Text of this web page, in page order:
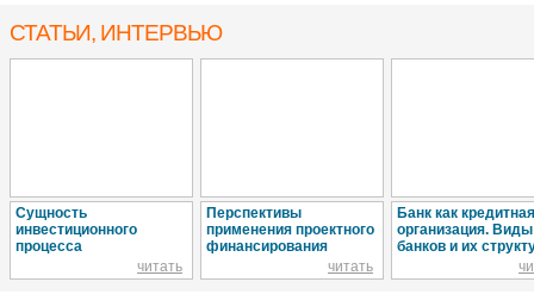
СТАТЬИ, ИНТЕРВЬЮ
Сущность
инвестиционного
процесса
читать
Перспективы
применения проектного
финансирования
читать
Банк как кредитная
организация. Виды
банков и их